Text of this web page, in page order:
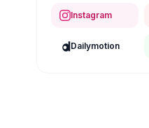
Instagram
Dailymotion